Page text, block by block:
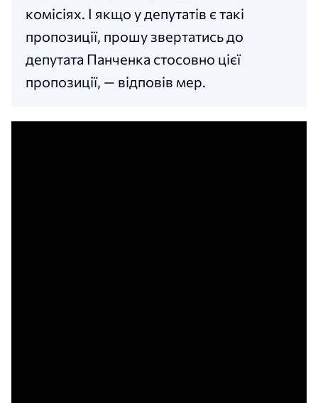
комісіях. І якщо у депутатів є такі
пропозиції, прошу звертатись до
депутата Панченка стосовно цієї
пропозиції, — відповів мер.